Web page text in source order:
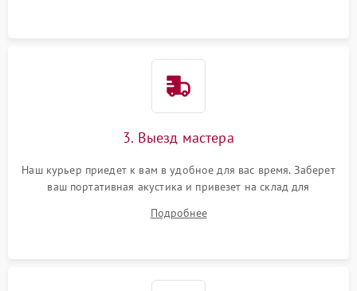
3. Выезд мастера
Наш курьер приедет к вам в удобное для вас время. Заберет
ваш портативная акустика и привезет на склад для
Подробнее